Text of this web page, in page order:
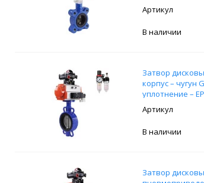
В наличии
Затвор
корпус – чугун
уплотнение –
БПВ AFC2000 и
В наличии
Затвор